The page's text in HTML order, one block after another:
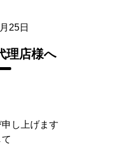
25日
理店様へ
し上げます